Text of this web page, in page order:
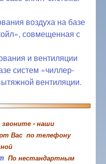
воздуха на базе
совмещенная с
и вентиляции
систем «чиллер-
вентиляции.
звоните - наши
Вас по телефону
По нестандартным